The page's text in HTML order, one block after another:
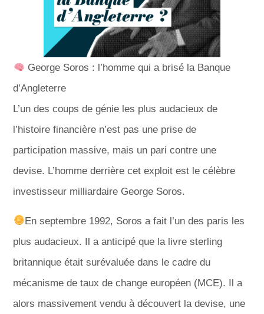
George Soros : l’homme qui a brisé la Banque
d’Angleterre
L’un des coups de génie les plus audacieux de
l’histoire financière n’est pas une prise de
participation massive, mais un pari contre une
devise. L’homme derrière cet exploit est le célèbre
investisseur milliardaire George Soros.
En septembre 1992, Soros a fait l’un des paris les
plus audacieux. Il a anticipé que la livre sterling
britannique était surévaluée dans le cadre du
mécanisme de taux de change européen (MCE). Il a
alors massivement vendu à découvert la devise, une